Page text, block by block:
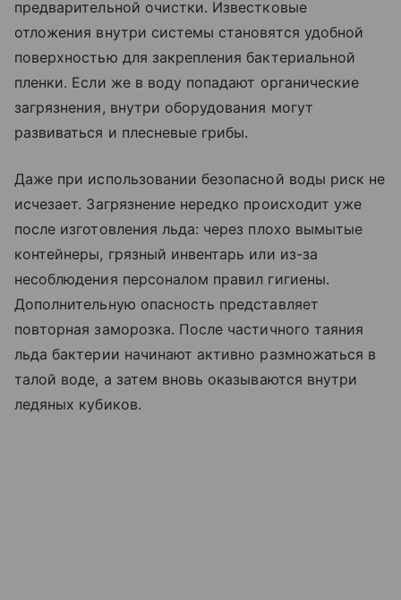
предварительной очистки. Известковые
отложения внутри системы становятся удобной
поверхностью для закрепления бактериальной
пленки. Если же в воду попадают органические
загрязнения, внутри оборудования могут
развиваться и плесневые грибы.
Даже при использовании безопасной воды риск не
исчезает. Загрязнение нередко происходит уже
после изготовления льда: через плохо вымытые
контейнеры, грязный инвентарь или из-за
несоблюдения персоналом правил гигиены.
Дополнительную опасность представляет
повторная заморозка. После частичного таяния
льда бактерии начинают активно размножаться в
талой воде, а затем вновь оказываются внутри
ледяных кубиков.